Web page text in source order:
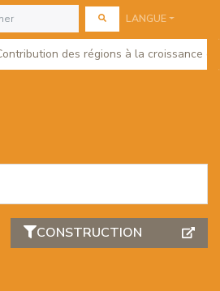
LANGUE
des régions à la croissance du
CONSTRUCTION